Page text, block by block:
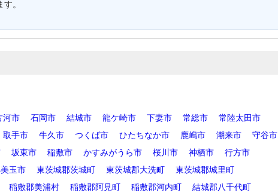
。
河市 石岡市 結城市 龍ケ崎市 下妻市 常総市
常陸太田市
取手市 牛久市 つくば市 ひたちなか市 鹿嶋市 潮来市
守谷市
坂東市 稲敷市 かすみがうら市 桜川市 神栖市
行方市
玉市 東茨城郡茨城町 東茨城郡大洗町
東茨城郡城里町
稲敷郡美浦村 稲敷郡阿見町 稲敷郡河内町
結城郡八千代町